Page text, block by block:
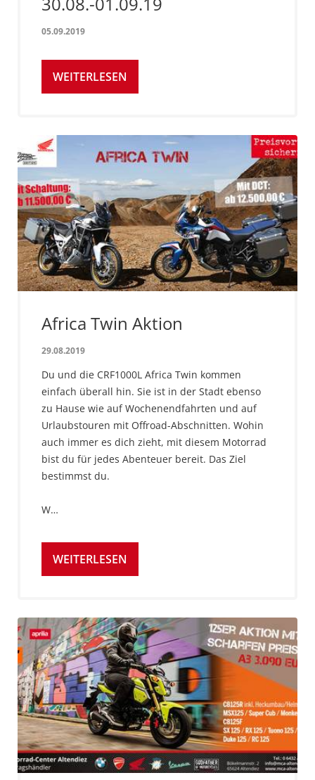
05.09.2019
WEITERLESEN
Africa Twin Aktion
29.08.2019
Du und die CRF1000L Africa Twin kommen
einfach überall hin. Sie ist in der Stadt ebenso
zu Hause wie auf Wochenendfahrten und auf
Urlaubstouren mit Offroad-Abschnitten. Wohin
auch immer es dich zieht, mit diesem Motorrad
bist du für jedes Abenteuer bereit. Das Ziel
bestimmst du.
W…
WEITERLESEN